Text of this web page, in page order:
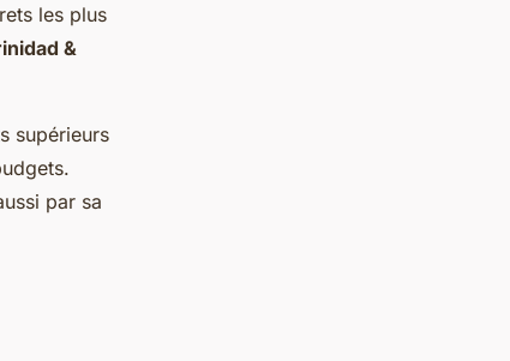
les plus
&
supérieurs
par sa